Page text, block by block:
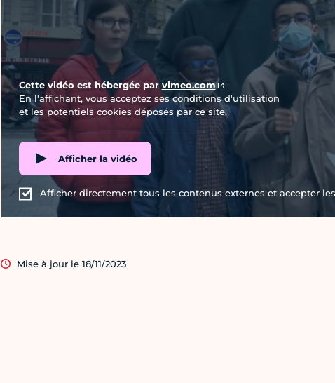
Cette vidéo est hébergée parvimeo.com
En l'affichant, vous acceptez ses conditions d'utilisation
et les potentiels cookies déposés par ce site.
Afficher la vidéo
Afficher directement tous les contenus externes et accepter
Mise à jour le 18/11/2023